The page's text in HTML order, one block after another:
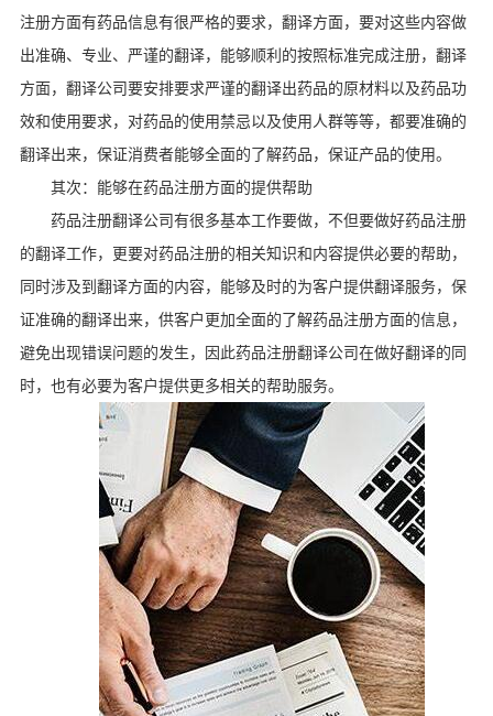
注册方面有药品信息有很严格的要求，翻译方面，要对这些内容做
出准确、专业、严谨的翻译，能够顺利的按照标准完成注册，翻译
方面，翻译公司要安排要求严谨的翻译出药品的原材料以及药品功
效和使用要求，对药品的使用禁忌以及使用人群等等，都要准确的
翻译出来，保证消费者能够全面的了解药品，保证产品的使用。
其次：能够在药品注册方面的提供帮助
药品注册翻译公司有很多基本工作要做，不但要做好药品注册
的翻译工作，更要对药品注册的相关知识和内容提供必要的帮助，
同时涉及到翻译方面的内容，能够及时的为客户提供翻译服务，保
证准确的翻译出来，供客户更加全面的了解药品注册方面的信息，
避免出现错误问题的发生，因此药品注册翻译公司在做好翻译的同
时，也有必要为客户提供更多相关的帮助服务。